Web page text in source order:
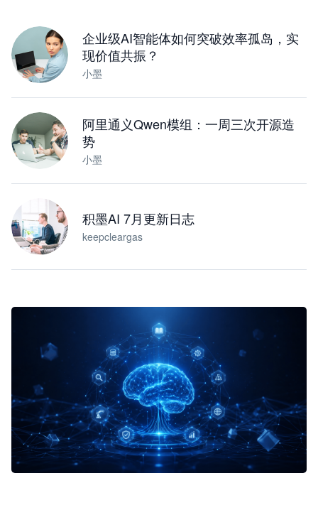
企业级AI智能体如何突破效率孤岛，实
现价值共振？
小墨
阿里通义Qwen模组：一周三次开源造
势
小墨
积墨AI 7月更新日志
keepcleargas